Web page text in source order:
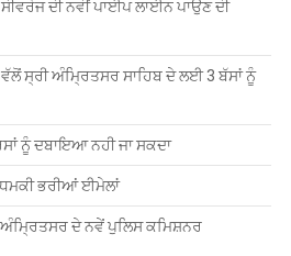
ਸ੍ਰੀ ਅੰਮ੍ਰਿਤਸਰ ਸਾਹਿਬ ਦੇ ਲਈ 3 ਬੱਸਾਂ ਨੂੰ
ਨੂੰ ਦਬਾਇਆ ਨਹੀ ਜਾ ਸਕਦਾ
ਧਮਕੀ ਭਰੀਆਂ ਈਮੇਲਾਂ
ਦੇ ਨਵੇਂ ਪੁਲਿਸ ਕਮਿਸ਼ਨਰ